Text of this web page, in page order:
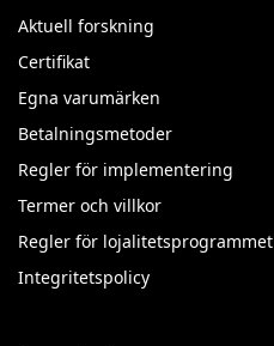
Aktuell forskning
Certifikat
Egna varumärken
Betalningsmetoder
Regler för implementering
Termer och villkor
Regler för lojalitetsprogrammet
Integritetspolicy